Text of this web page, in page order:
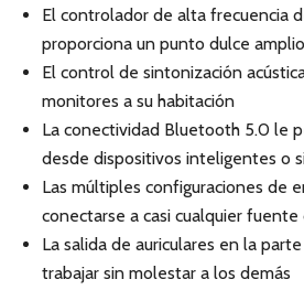
El controlador de alta frecuencia
proporciona un punto dulce amplio
El control de sintonización
monitores a su habitación
La conectividad Bluetooth 5.0 le
desde dispositivos inteligentes o
Las múltiples configuraciones de
conectarse a casi cualquier fuente
La salida de auriculares en la
trabajar sin molestar a los demás